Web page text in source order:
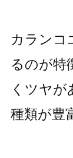
カランコ
るのが特
くツヤ
種類が豊